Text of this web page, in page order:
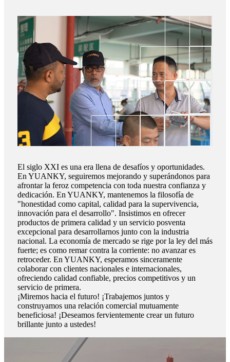
El siglo XXI es una era llena de desafíos y oportunidades.
En YUANKY, seguiremos mejorando y superándonos para
afrontar la feroz competencia con toda nuestra confianza y
dedicación. En YUANKY, mantenemos la filosofía de
"honestidad como capital, calidad para la supervivencia,
innovación para el desarrollo". Insistimos en ofrecer
productos de primera calidad y un servicio posventa
excepcional para desarrollarnos junto con la industria
nacional. La economía de mercado se rige por la ley del más
fuerte; es como remar contra la corriente: no avanzar es
retroceder. En YUANKY, esperamos sinceramente
colaborar con clientes nacionales e internacionales,
ofreciendo calidad confiable, precios competitivos y un
servicio de primera.
¡Miremos hacia el futuro! ¡Trabajemos juntos y
construyamos una relación comercial mutuamente
beneficiosa! ¡Deseamos fervientemente crear un futuro
brillante junto a ustedes!